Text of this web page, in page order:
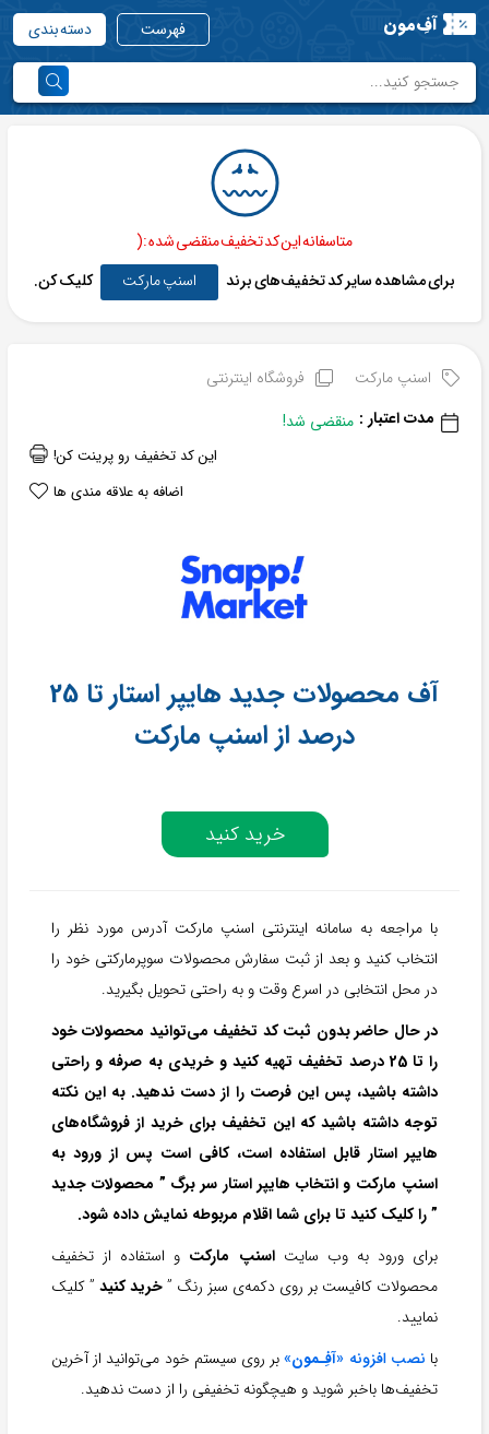
آفِ‌مون فهرست دسته بندی
متاسفانه این کد تخفیف منقضی شده :(
برای مشاهده سایر کد تخفیف‌های برند
اسنپ مارکت کلیک کن.
اسنپ مارکت
فروشگاه اینترنتی
مدت اعتبار : منقضی شد!
این کد تخفیف رو پرینت کن!
اضافه به علاقه مندی ها
آف محصولات جدید هایپر استار تا 25
درصد از اسنپ مارکت
خرید کنید
با مراجعه به سامانه اینترنتی اسنپ مارکت آدرس مورد نظر را
انتخاب کنید و بعد از ثبت سفارش محصولات سوپرمارکتی خود را
در محل انتخابی در اسرع وقت و به راحتی تحویل بگیرید.
در حال حاضر بدون ثبت کد تخفیف می‌توانید محصولات خود
را تا 25 درصد تخفیف تهیه کنید و خریدی به صرفه و راحتی
داشته باشید، پس این فرصت را از دست ندهید. به این نکته
توجه داشته باشید که این تخفیف برای خرید از فروشگاه‌های
هایپر استار قابل استفاده است، کافی است پس از ورود به
اسنپ مارکت و انتخاب هایپر استار سر برگ ” محصولات جدید
” را کلیک کنید تا برای شما اقلام مربوطه نمایش داده شود.
برای ورود به وب سایتاسنپ مارکت و استفاده از تخفیف
محصولات کافیست بر روی دکمه‌ی سبز رنگ ”خرید کنید ” کلیک
نمایید.
با نصب افزونه «آفِـمون»بر روی سیستم خود می‌توانید از آخرین
تخفیف‌ها باخبر شوید و هیچگونه تخفیفی را از دست ندهید.